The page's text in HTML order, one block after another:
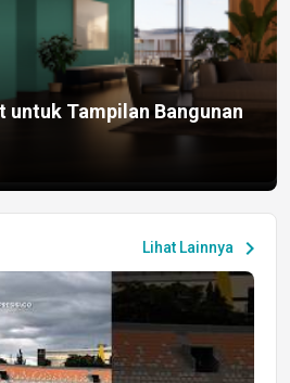
untuk Tampilan Bangunan
Lihat Lainnya chevron_right